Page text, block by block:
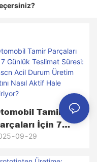
Tamir
İçin 7
Teslimat
09 29